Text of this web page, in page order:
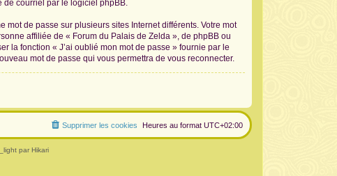
de courriel par le logiciel phpBB.
de passe sur plusieurs sites Internet différents. Votre mot
affiliée de « Forum du Palais de Zelda », de phpBB ou
la fonction « J’ai oublié mon mot de passe » fournie par le
mot de passe qui vous permettra de vous reconnecter.
Heures au format UTC+02:00
Supprimer les cookies
par Hikari